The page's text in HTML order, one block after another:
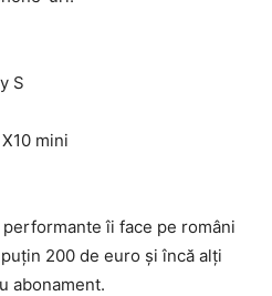
S
mini
îi face pe români
200 de euro și încă alți
abonament.